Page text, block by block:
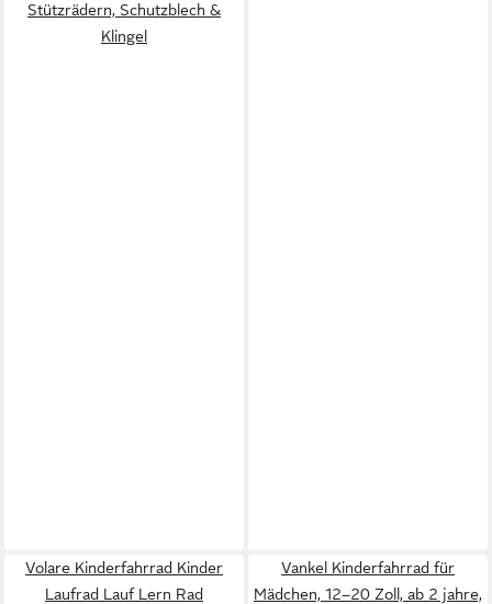
Stützrädern, Schutzblech &
Klingel
Volare Kinderfahrrad Kinder
Laufrad Lauf Lern Rad
Vankel Kinderfahrrad für
Mädchen, 12–20 Zoll, ab 2 jahre,